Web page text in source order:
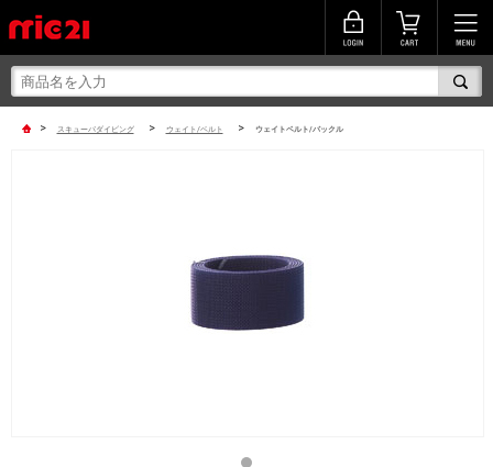
> スキューバダイビング > ウェイト/ベルト > ウェイトベルト/バックル